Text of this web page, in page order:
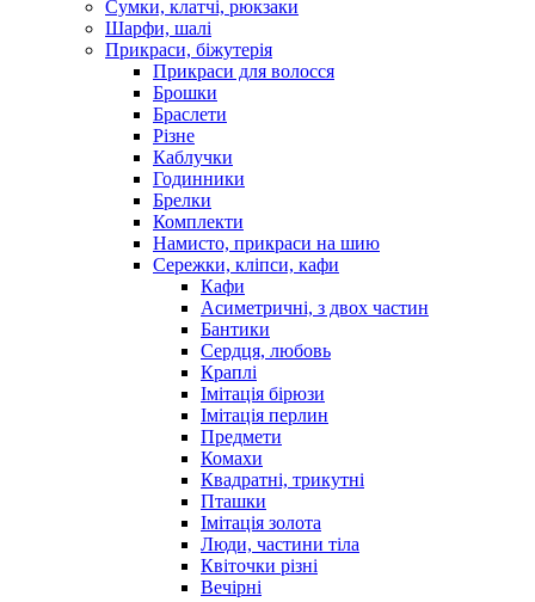
Сумки, клатчі, рюкзаки
Шарфи, шалі
Прикраси, біжутерія
Прикраси для волосся
Брошки
Браслети
Різне
Каблучки
Годинники
Брелки
Комплекти
Намисто, прикраси на шию
Сережки, кліпси, кафи
Кафи
Асиметричні, з двох частин
Бантики
Сердця, любовь
Краплі
Імітація бірюзи
Імітація перлин
Предмети
Комахи
Квадратні, трикутні
Пташки
Імітація золота
Люди, частини тіла
Квіточки різні
Вечірні